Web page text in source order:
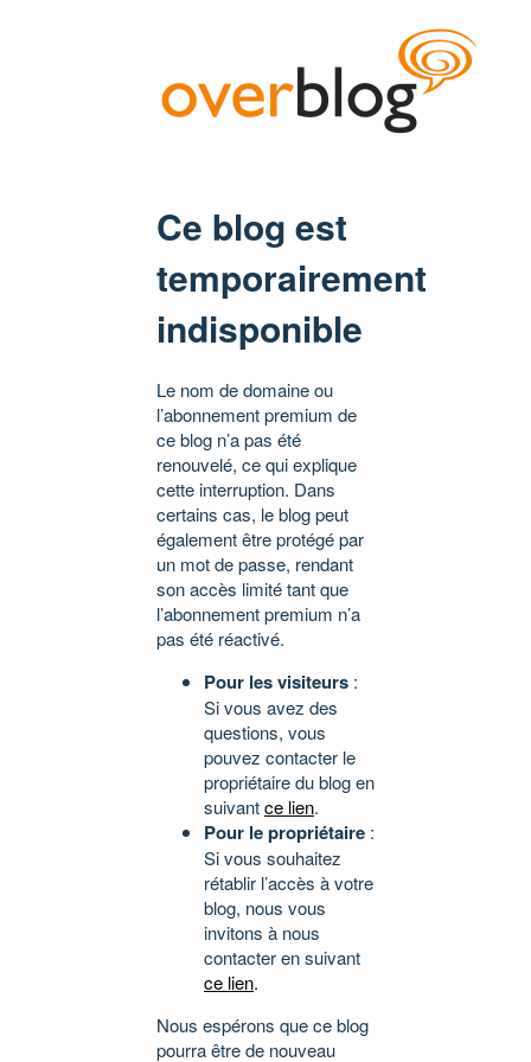
Ce blog est
temporairement
indisponible
Le nom de domaine ou
l’abonnement premium de
ce blog n’a pas été
renouvelé, ce qui explique
cette interruption. Dans
certains cas, le blog peut
également être protégé par
un mot de passe, rendant
son accès limité tant que
l’abonnement premium n’a
pas été réactivé.
Pour les visiteurs :
Si vous avez des
questions, vous
pouvez contacter le
propriétaire du blog en
suivantce lien.
Pour le propriétaire :
Si vous souhaitez
rétablir l’accès à votre
blog, nous vous
invitons à nous
contacter en suivant
ce lien.
Nous espérons que ce blog
pourra être de nouveau